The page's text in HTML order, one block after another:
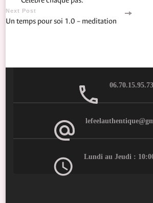
Navigation
Next Post
Un temps pour soi 1.0 – meditation
06.70.15.95.73
Lundi au Jeudi :